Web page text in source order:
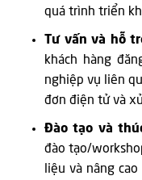
quá trình triển
Tư vấn và hỗ
khách hàng
nghiệp vụ liên
đơn điện tử và
Đào tạo và
đào tạo/
liệu và nâng